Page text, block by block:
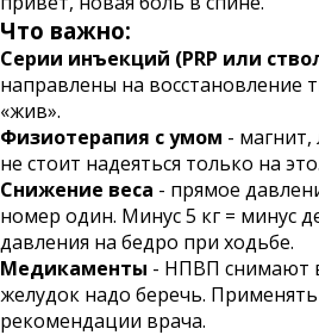
Что важно:
Серии инъекций (PRP или
направлены на восстановление
«жив».
Физиотерапия с умом - магнит,
не стоит надеяться только на это.
Снижение веса - прямое
номер один. Минус 5 кг = минус
давления на бедро при ходьбе.
Медикаменты - НПВП снимают
желудок надо беречь.
рекомендации врача.